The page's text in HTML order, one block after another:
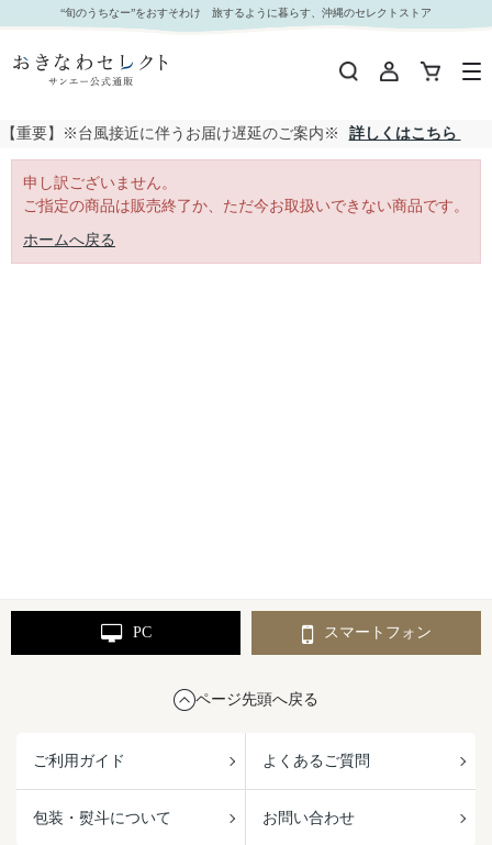
｜おきなわセレクト サンエー公式通販
“旬のうちなー”をおすそわけ 旅するように暮らす、沖縄のセレクトストア
【重要】※台風接近に伴うお届け遅延のご案内※ 詳しくはこちら
申し訳ございません。
ご指定の商品は販売終了か、ただ今お取扱いできない商品です。
ホームへ戻る
PC スマートフォン
ページ先頭へ戻る
ご利用ガイド よくあるご質問
包装・熨斗について お問い合わせ